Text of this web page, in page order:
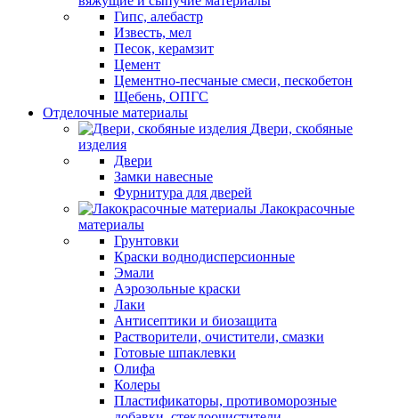
Гипс, алебастр
Известь, мел
Песок, керамзит
Цемент
Цементно-песчаные смеси, пескобетон
Щебень, ОПГС
Отделочные материалы
Двери, скобяные
изделия
Двери
Замки навесные
Фурнитура для дверей
Лакокрасочные
материалы
Грунтовки
Краски воднодисперсионные
Эмали
Аэрозольные краски
Лаки
Антисептики и биозащита
Растворители, очистители, смазки
Готовые шпаклевки
Олифа
Колеры
Пластификаторы, противоморозные